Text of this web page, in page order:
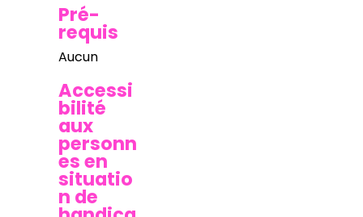
Pré-
requis
Aucun
Accessi
bilité
aux
personn
es en
situatio
n de